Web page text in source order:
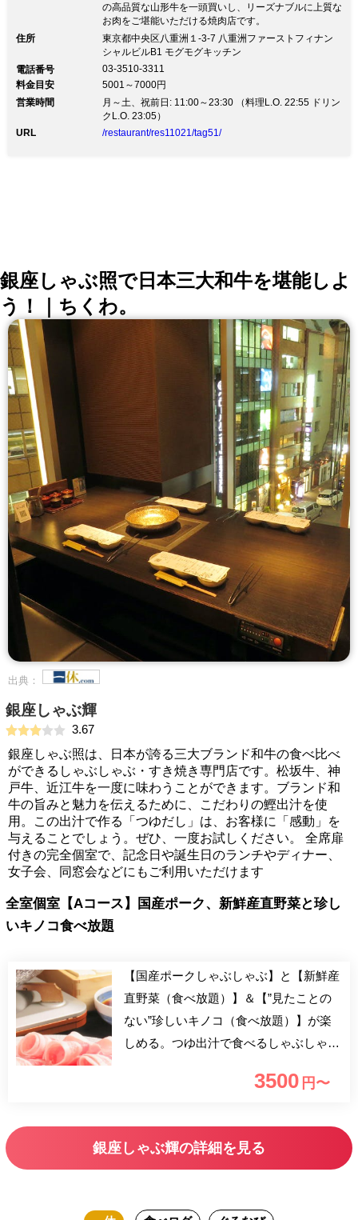
の高品質な山形牛を一頭買いし、リーズナブルに上質な
お肉をご堪能いただける焼肉店です。
住所
東京都中央区八重洲１-3-7 八重洲ファーストフィナン
シャルビルB1 モグモグキッチン
電話番号
03-3510-3311
料金目安
5001～7000円
営業時間
月～土、祝前日: 11:00～23:30 （料理L.O. 22:55 ドリン
クL.O. 23:05）
URL
/restaurant/res11021/tag51/
銀座しゃぶ照で日本三大和牛を堪能しよ
う！｜ちくわ。
出典：
銀座しゃぶ輝
3.67
銀座しゃぶ照は、日本が誇る三大ブランド和牛の食べ比べ
ができるしゃぶしゃぶ・すき焼き専門店です。松坂牛、神
戸牛、近江牛を一度に味わうことができます。ブランド和
牛の旨みと魅力を伝えるために、こだわりの鰹出汁を使
用。この出汁で作る「つゆだし」は、お客様に「感動」を
与えることでしょう。ぜひ、一度お試しください。 全席扉
付きの完全個室で、記念日や誕生日のランチやディナー、
女子会、同窓会などにもご利用いただけます
全室個室【Aコース】国産ポーク、新鮮産直野菜と珍し
いキノコ食べ放題
【国産ポークしゃぶしゃぶ】と【新鮮産
直野菜（食べ放題）】＆【”見たことの
ない”珍しいキノコ（食べ放題）】が楽
しめる。つゆ出汁で食べるしゃぶしゃぶ
3500 円〜
銀座しゃぶ輝の詳細を見る